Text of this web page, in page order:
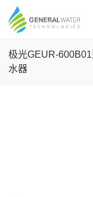
极光GEUR-
水器